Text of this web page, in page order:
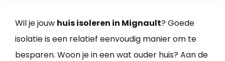
Wil je jouw huis isoleren in Mignault? Goede
isolatie is een relatief eenvoudig manier om te
besparen. Woon je in een wat ouder huis? Aan de